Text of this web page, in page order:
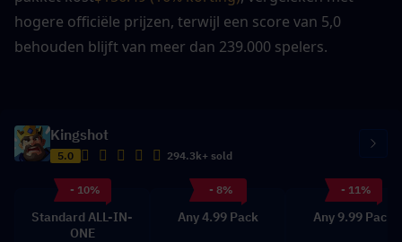
hogere officiële prijzen, terwijl een score van 5,0
behouden blijft van meer dan 239.000 spelers.
Kingshot
5.0 294.3k+ sold
- 10%
Standard ALL-IN-
ONE
- 8%
Any 4.99 Pack
- 11%
Any 9.99 Pack